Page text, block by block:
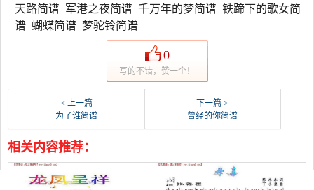
天路简谱 军港之夜简谱 千万年的梦简谱 铁蹄下的歌女简
谱 蝴蝶简谱 梦驼铃简谱
0
写的不错，赞一个！
< 上一篇
为了谁简谱
下一篇 >
曾经的你简谱
相关内容推荐：